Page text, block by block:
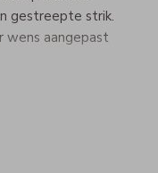
gestreepte strik.
wens aangepast
en 40 x 32 x